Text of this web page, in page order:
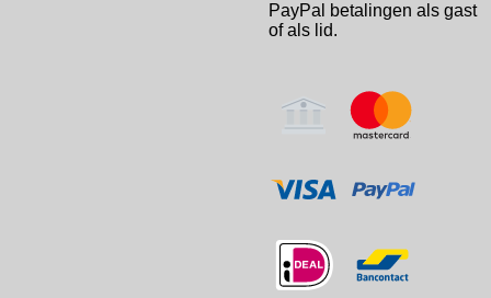
PayPal betalingen als gast
of als lid.